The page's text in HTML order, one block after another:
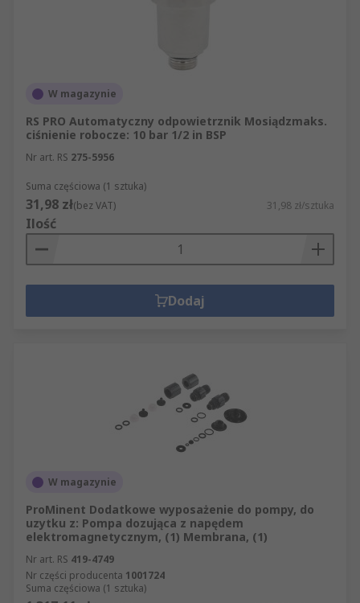
W magazynie
RS PRO Automatyczny odpowietrznik Mosiądzmaks.
ciśnienie robocze: 10 bar 1/2 in BSP
Nr art. RS 275-5956
Suma częściowa (1 sztuka)
31,98 zł(bez VAT) 31,98 zł/sztuka
Ilość
Dodaj
W magazynie
ProMinent Dodatkowe wyposażenie do pompy, do
uzytku z: Pompa dozująca z napędem
elektromagnetycznym, (1) Membrana, (1)
Nr art. RS 419-4749
Nr części producenta 1001724
Suma częściowa (1 sztuka)